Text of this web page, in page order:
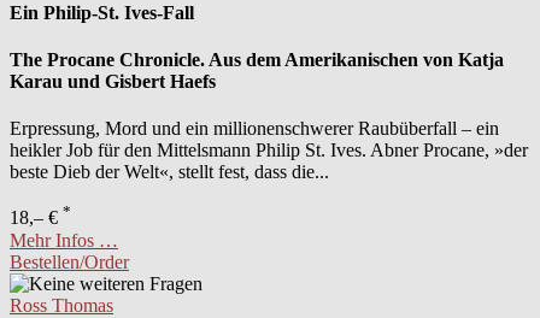
Ein Philip-St. Ives-Fall
The Procane Chronicle. Aus dem Amerikanischen von Katja
Karau und Gisbert Haefs
Erpressung, Mord und ein millionenschwerer Raubüberfall – ein
heikler Job für den Mittelsmann Philip St. Ives. Abner Procane, »der
beste Dieb der Welt«, stellt fest, dass die...
18,– € *
Mehr Infos …
Bestellen/Order
Ross Thomas